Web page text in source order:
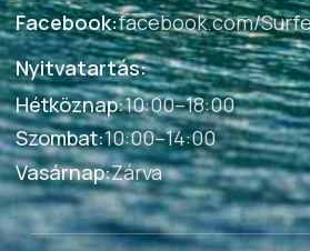
Facebook:facebook.com/
Nyitvatartás:
Hétköznap:10:00–18:00
Szombat:10:00–14:00
Vasárnap:Zárva